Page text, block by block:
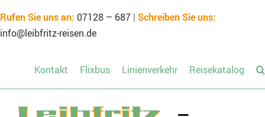
to
content
Rufen Sie uns an: 07128 – 687| Schreiben Sie uns:
info@leibfritz-reisen.de
Kontakt Flixbus Linienverkehr Reisekatalog